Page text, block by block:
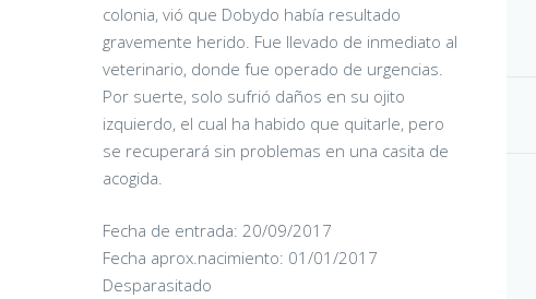
colonia, vió que Dobydo había resultado
gravemente herido. Fue llevado de inmediato al
veterinario, donde fue operado de urgencias.
Por suerte, solo sufrió daños en su ojito
izquierdo, el cual ha habido que quitarle, pero
se recuperará sin problemas en una casita de
acogida.
Fecha de entrada: 20/09/2017
Fecha aprox.nacimiento: 01/01/2017
Desparasitado
CHAIRMAN